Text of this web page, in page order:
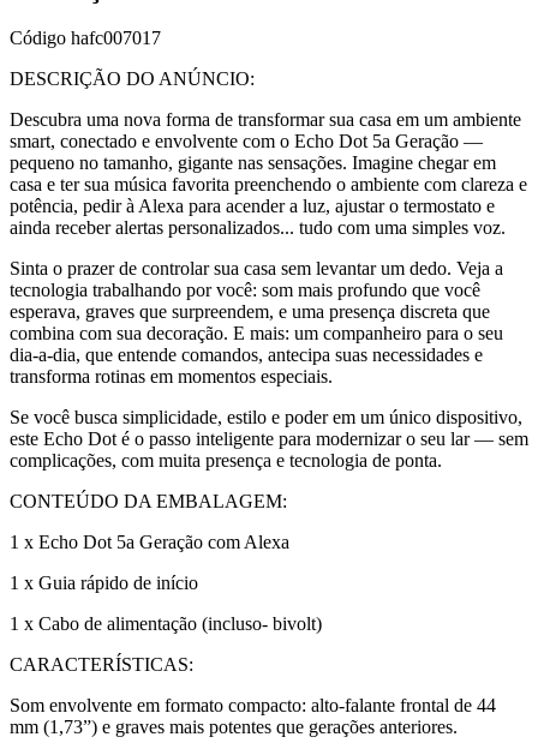
Código hafc007017
DESCRIÇÃO DO ANÚNCIO:
Descubra uma nova forma de transformar sua casa em um ambiente
smart, conectado e envolvente com o Echo Dot 5a Geração —
pequeno no tamanho, gigante nas sensações. Imagine chegar em
casa e ter sua música favorita preenchendo o ambiente com clareza e
potência, pedir à Alexa para acender a luz, ajustar o termostato e
ainda receber alertas personalizados... tudo com uma simples voz.
Sinta o prazer de controlar sua casa sem levantar um dedo. Veja a
tecnologia trabalhando por você: som mais profundo que você
esperava, graves que surpreendem, e uma presença discreta que
combina com sua decoração. E mais: um companheiro para o seu
dia-a-dia, que entende comandos, antecipa suas necessidades e
transforma rotinas em momentos especiais.
Se você busca simplicidade, estilo e poder em um único dispositivo,
este Echo Dot é o passo inteligente para modernizar o seu lar — sem
complicações, com muita presença e tecnologia de ponta.
CONTEÚDO DA EMBALAGEM:
1 x Echo Dot 5a Geração com Alexa
1 x Guia rápido de início
1 x Cabo de alimentação (incluso- bivolt)
CARACTERÍSTICAS:
Som envolvente em formato compacto: alto-falante frontal de 44
mm (1,73”) e graves mais potentes que gerações anteriores.